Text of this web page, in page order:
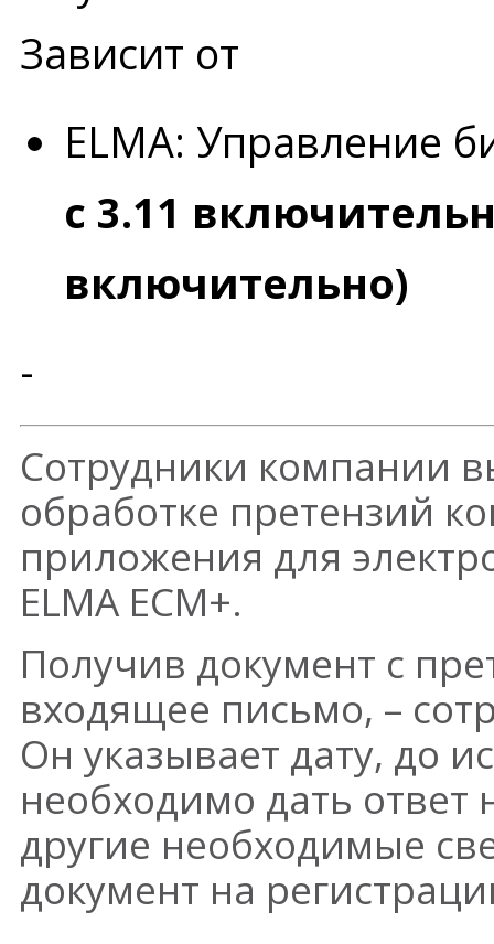
Зависит от
ELMA: Управление
с 3.11
включительно)
-
Сотрудники компании
обработке претензий
приложения для
ELMA ECM+.
Получив документ с
входящее письмо, –
Он указывает дату, до
необходимо дать ответ
другие необходимые
документ на